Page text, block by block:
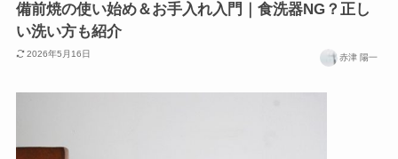
備前焼の使い始め＆お手入れ入門｜食洗器NG？正し
い洗い方も紹介
2026年5月16日 赤津 陽一